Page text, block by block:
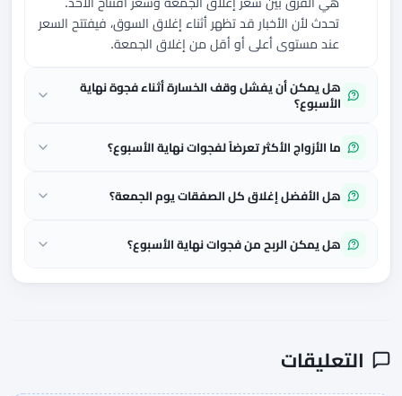
تحدث لأن الأخبار قد تظهر أثناء إغلاق السوق، فيفتتح السعر
عند مستوى أعلى أو أقل من إغلاق الجمعة.
هل يمكن أن يفشل وقف الخسارة أثناء فجوة نهاية
الأسبوع؟
ما الأزواج الأكثر تعرضاً لفجوات نهاية الأسبوع؟
هل الأفضل إغلاق كل الصفقات يوم الجمعة؟
هل يمكن الربح من فجوات نهاية الأسبوع؟
التعليقات